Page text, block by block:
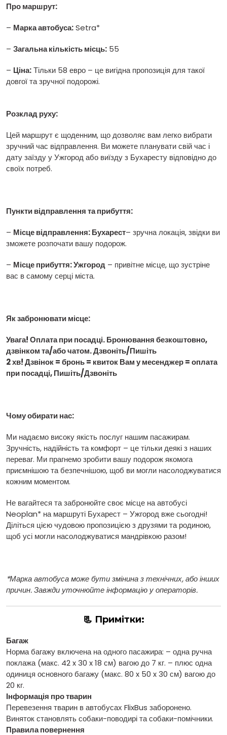
Про маршрут:
– Марка автобуса:Setra*
– Загальна кількість місць: 55
– Ціна:Тільки 58 евро – це вигідна пропозиція для такої
довгої та зручної подорожі.
Розклад руху:
Цей маршрут є щоденним, що дозволяє вам легко вибрати
зручний час відправлення. Ви можете планувати свій час і
дату заїзду у Ужгород або виїзду з Бухаресту відповідно до
своїх потреб.
Пункти відправлення та прибуття:
– Місце відправлення: Бухарест– зручна локація, звідки ви
зможете розпочати вашу подорож.
– Місце прибуття: Ужгород – привітне місце, що зустріне
вас в самому серці міста.
Як забронювати місце:
Увага! Оплата при посадці. Бронювання безкоштовно,
дзвінком та/або чатом. Дзвоніть/Пишіть
2 хв! Дзвінок = бронь = квиток Вам у месенджер = оплата
при посадці, Пишіть/Дзвоніть
Чому обирати нас:
Ми надаємо високу якість послуг нашим пасажирам.
Зручність, надійність та комфорт – це тільки деякі з наших
переваг. Ми прагнемо зробити вашу подорож якомога
приємнішою та безпечнішою, щоб ви могли насолоджуватися
кожним моментом.
Не вагайтеся та забронюйте своє місце на автобусі
Neoplan* на маршруті Бухарест – Ужгород вже сьогодні!
Діліться цією чудовою пропозицією з друзями та родиною,
щоб усі могли насолоджуватися мандрівкою разом!
*Марка автобуса може бути змінина з технічних, або інших
причин. Завжди уточнюйте інформацію у операторів.
📃 Примітки:
Багаж
Норма багажу включена на одного пасажира: – одна ручна
поклажа (макс. 42 x 30 x 18 см) вагою до 7 кг. – плюс одна
одиниця основного багажу (макс. 80 x 50 x 30 см) вагою до
20 кг.
Інформація про тварин
Перевезення тварин в автобусах FlixBus заборонено.
Виняток становлять собаки-поводирі та собаки-помічники.
Правила повернення